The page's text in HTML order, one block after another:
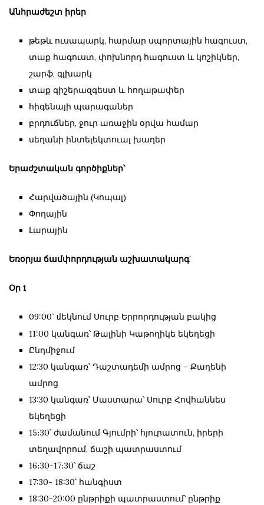
Անհրաժեշտ իրեր
թեթև ուսապարկ, հարմար սպորտային հագուստ,
տաք հագուստ, փոխնորդ հագուստ և կոշիկներ,
շարֆ, գլխարկ
տաք գիշերազգեստ և հողաթափեր
հիգենայի պարագաներ
բրդուճներ, ջուր առաջին օրվա համար
սեղանի ինտելեկտուալ խաղեր
Երաժշտական գործիքներ՝
Հարվածային (Կոպալ)
Փողային
Լարային
Եռօրյա ճամփորդության աշխատակարգ`
Օր 1
09:00` մեկնում Սուրբ Երրորդության բակից
11:00 կանգառ՝ Թալինի Կաթողիկե եկեղեցի
Ընդմիջում
12:30 կանգառ՝ Դաշտադեմի ամրոց – Քաղենի
ամրոց
13:30 կանգառ՝ Մաստարա՝ Սուրբ Հովհաննես
եկեղեցի
15։30՝ ժամանում Գյումրի՝ հյուրատուն, իրերի
տեղավորում, ճաշի պատրաստում
16։30-17։30՝ ճաշ
17:30- 18:30՝ հանգիստ
18:30-20:00 ընթրիքի պատրաստում՝ ընթրիք